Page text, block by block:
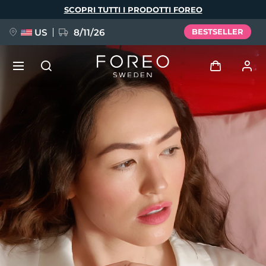
SCOPRI TUTTI I PRODOTTI FOREO
US 8/11/26 BESTSELLER
Accedi
Profilo utente
I miei dispositivi
I miei ordini
I miei indirizzi
I miei abbonamenti
FAQ™ Pure Beauty-Tech Elixir
BREAKING NEWS
issa™ Teeth Whitening Set
Lingua
English Deutsch
Español
Français
Português
Polski
Svenska
Русский
Türkçe
简体中文 繁體中文